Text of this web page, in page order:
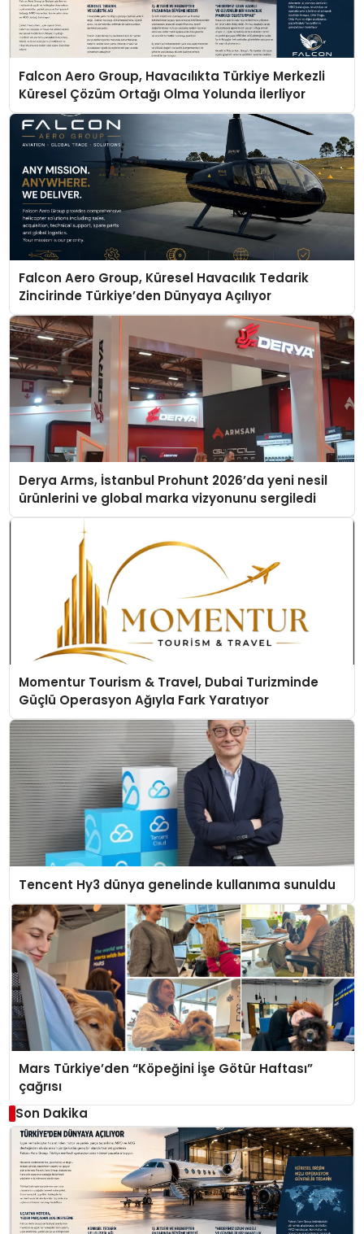
Falcon Aero Group, Havacılıkta Türkiye Merkezli
Küresel Çözüm Ortağı Olma Yolunda İlerliyor
Falcon Aero Group, Küresel Havacılık Tedarik
Zincirinde Türkiye’den Dünyaya Açılıyor
Derya Arms, İstanbul Prohunt 2026’da yeni nesil
ürünlerini ve global marka vizyonunu sergiledi
Momentur Tourism & Travel, Dubai Turizminde
Güçlü Operasyon Ağıyla Fark Yaratıyor
Tencent Hy3 dünya genelinde kullanıma sunuldu
Mars Türkiye’den “Köpeğini İşe Götür Haftası”
çağrısı
Son Dakika